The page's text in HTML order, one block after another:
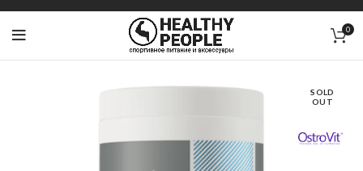
0
SOLD
OUT